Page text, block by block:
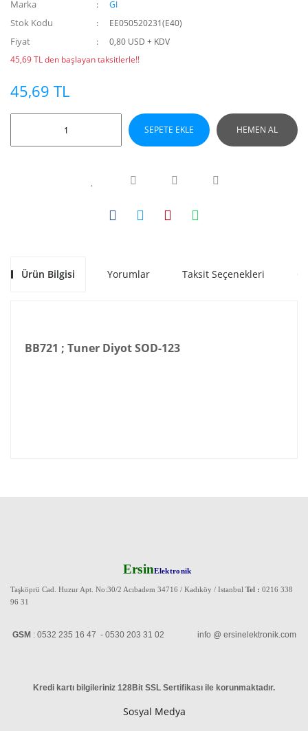
Marka GI
Stok Kodu EE050520231(E40)
Fiyat
0,80 USD + KDV
45,69 TL den başlayan taksitlerle!!
45,69 TL
SEPETE EKLE HEMEN AL
Ürün Bilgisi Yorumlar Taksit Seçenekleri
BB721 ; Tuner Diyot SOD-123
ErsinElektronik
Taşköprü Cad. Huzur Apt. No:30/2 Acıbadem 34716 / Kadıköy / Istanbul Tel : 0216 338
96 31
GSM : 0532 235 16 47 - 0530 203 31 02 info @ ersinelektronik.com
Kredi kartı bilgileriniz 128Bit SSL Sertifikası ile korunmaktadır.
Sosyal Medya